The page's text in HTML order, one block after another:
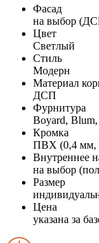
Фасад
на выбор
Цвет
Светлый
Стиль
Модерн
Материал
ДСП
Фурнитура
Boyard,
Кромка
ПВХ (0,4 мм,
Внутреннее
на выбор
Размер
Цена
указана за